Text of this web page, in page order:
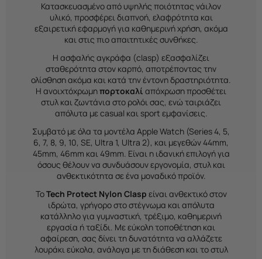
Κατασκευασμένο από υψηλής ποιότητας νάιλον
υλικό, προσφέρει διαπνοή, ελαφρότητα και
εξαιρετική εφαρμογή για καθημερινή χρήση, ακόμα
και στις πιο απαιτητικές συνθήκες.
Η ασφαλής αγκράφα (clasp) εξασφαλίζει
σταθερότητα στον καρπό, αποτρέποντας την
ολίσθηση ακόμα και κατά την έντονη δραστηριότητα.
Η ανοιχτόχρωμηπορτοκαλί απόχρωση προσθέτει
στυλ και ζωντάνια στο ρολόι σας, ενώ ταιριάζει
απόλυτα με casual και sport εμφανίσεις.
Συμβατό με όλα τα μοντέλα Apple Watch (Series 4, 5,
6, 7, 8, 9, 10, SE, Ultra 1, Ultra 2), και μεγεθών 44mm,
45mm, 46mm και 49mm. Είναι η ιδανική επιλογή για
όσους θέλουν να συνδυάσουν εργονομία, στυλ και
ανθεκτικότητα σε ένα μοναδικό προϊόν.
ΤοTech Protect Nylon Clasp είναι ανθεκτικό στον
ιδρώτα, γρήγορο στο στέγνωμα και απόλυτα
κατάλληλο για γυμναστική, τρέξιμο, καθημερινή
εργασία ή ταξίδι. Με εύκολη τοποθέτηση και
αφαίρεση, σας δίνει τη δυνατότητα να αλλάζετε
λουράκι εύκολα, ανάλογα με τη διάθεση και το στυλ